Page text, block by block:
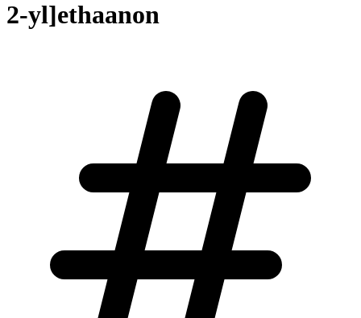
2-yl]ethaanon